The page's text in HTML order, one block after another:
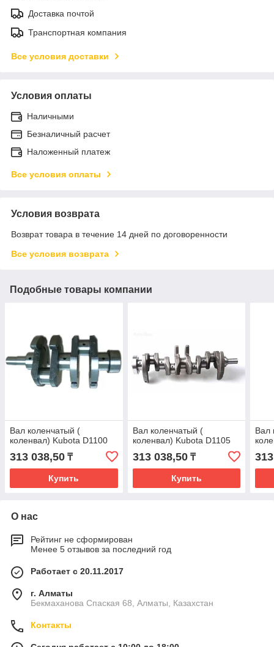
Доставка почтой
Транспортная компания
Все условия доставки
Условия оплаты
Наличными
Безналичный расчет
Наложенный платеж
Все условия оплаты
Условия возврата
Возврат товара в течение 14 дней по договоренности
Все условия возврата
Подобные товары компании
Вал коленчатый (
коленвал) Kubota D1100
313 038,50 ₸
Купить
Вал коленчатый (
коленвал) Kubota D1105
313 038,50₸
Купить
Вал
О нас
Рейтинг не сформирован
Менее 5 отзывов за последний год
Работает с 20.11.2017
г. Алматы
Бекмаханова Спаская 68, Алматы, Казахстан
Контакты